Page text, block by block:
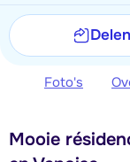
Delen
Foto's
Mooie